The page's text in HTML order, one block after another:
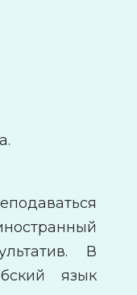
В
язык